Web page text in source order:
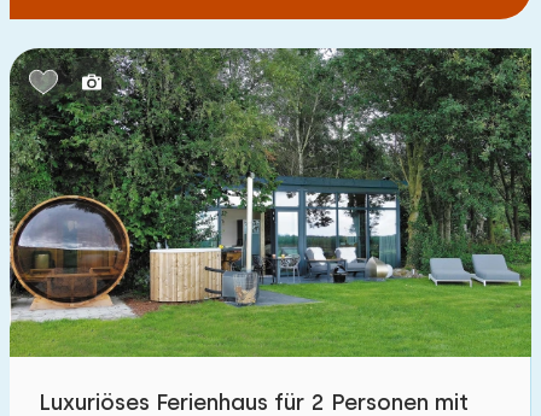
Kinderfreundlich
Kindermöbel 2
Eingezäunter Garten 2
Spielgeräte im Garten 7
Hallenbad 0
Freibad 0
Kinderanimation
Luxuriöses Ferienhaus für 2 Personen mit